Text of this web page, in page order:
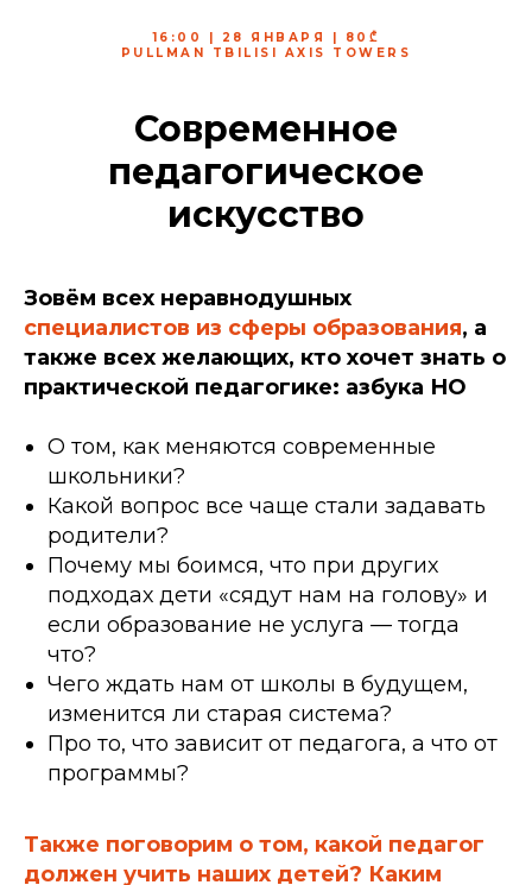
16:00 | 28 ЯНВАРЯ | 80 ₾
PULLMAN TBILISI AXIS TOWERS
Современное
педагогическое
искусство
Зовём всех неравнодушных
специалистов из сферы образования, а
также всех желающих, кто хочет знать о
практической педагогике: азбука НО
О том, как меняются современные
школьники?
Какой вопрос все чаще стали задавать
родители?
Почему мы боимся, что при других
подходах дети «сядут нам на голову» и
если образование не услуга — тогда
что?
Чего ждать нам от школы в будущем,
изменится ли старая система?
Про то, что зависит от педагога, а что от
программы?
Также поговорим о том, какой педагог
должен учить наших детей? Каким